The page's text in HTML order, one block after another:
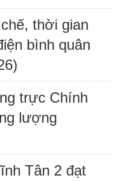
thời gian
bình quân
trực Chính
lượng
Tân 2 đạt